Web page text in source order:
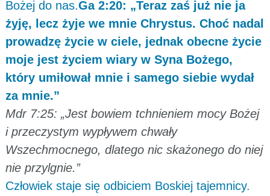
Bożej do nas.Ga 2:20: „Teraz zaś już nie ja
żyję, lecz żyje we mnie Chrystus. Choć nadal
prowadzę życie w ciele, jednak obecne życie
moje jest życiem wiary w Syna Bożego,
który umiłował mnie i samego siebie wydał
za mnie.”
Mdr 7:25: „Jest bowiem tchnieniem mocy Bożej
i przeczystym wypływem chwały
Wszechmocnego, dlatego nic skażonego do niej
nie przylgnie.”
Człowiek staje się odbiciem Boskiej tajemnicy.